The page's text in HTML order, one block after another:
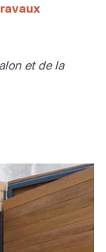
et de la